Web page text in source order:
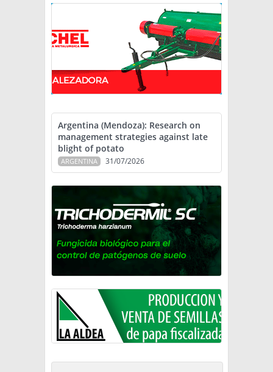
Argentina (Mendoza): Research on
management strategies against late
blight of potato
ARGENTINA 31/07/2026